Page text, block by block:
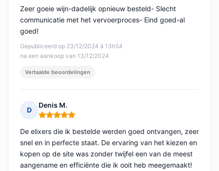
Gepubliceerd op 23/12/2024 à 13h54
na een aankoop van 13/12/2024
Zeer goeie wijn-dadelijk opnieuw besteld- Slecht
communicatie met het vervoerproces- Eind goed-al
goed!
Vertaalde beoordelingen
D
Denis M.
Opmerking: 5 van 5
De elixers die ik bestelde werden goed ontvangen, zeer
snel en in perfecte staat. De ervaring van het kiezen en
kopen op de site was zonder twijfel een van de meest
aangename en efficiënte die ik ooit heb meegemaakt!